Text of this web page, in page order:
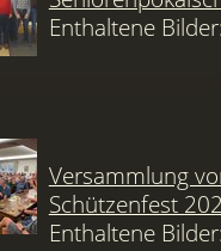
Enthaltene
Versammlung
Schützenfest
Enthaltene